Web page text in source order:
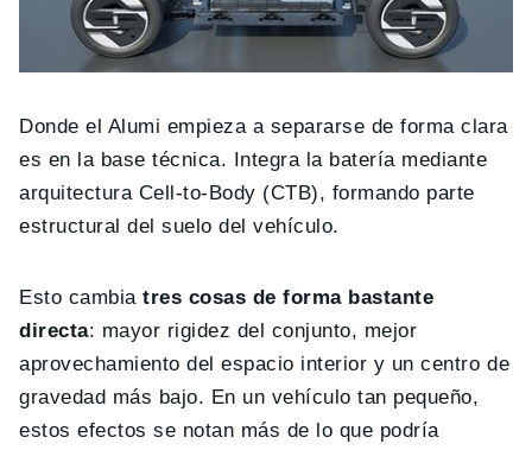
Donde el Alumi empieza a separarse de forma clara
es en la base técnica. Integra la batería mediante
arquitectura Cell-to-Body (CTB), formando parte
estructural del suelo del vehículo.
Esto cambiatres cosas de forma bastante
directa: mayor rigidez del conjunto, mejor
aprovechamiento del espacio interior y un centro de
gravedad más bajo. En un vehículo tan pequeño,
estos efectos se notan más de lo que podría